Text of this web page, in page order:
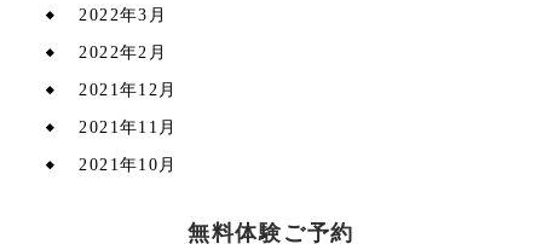
2022年3月
2022年2月
2021年12月
2021年11月
2021年10月
無料体験ご予約